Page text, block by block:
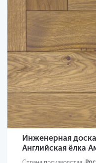
Инженерная
Английская ёлка